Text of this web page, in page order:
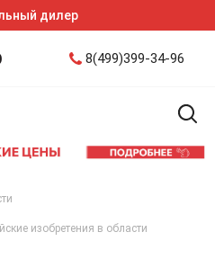
дилер
8(499)399-34-96
изобретения в области